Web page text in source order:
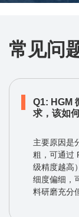
常见问
Q1: HGM
求，该如
主要原因是
粗，可通过
级精度越高
细度偏细，
料研磨充分